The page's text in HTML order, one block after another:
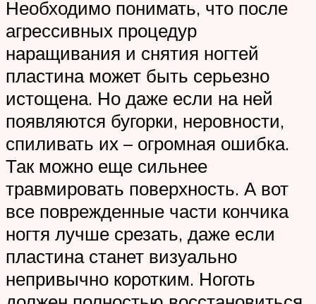
Необходимо понимать, что после
агрессивных процедур
наращивания и снятия ногтей
пластина может быть серьезно
истощена. Но даже если на ней
появляются бугорки, неровности,
спиливать их – огромная ошибка.
Так можно еще сильнее
травмировать поверхность. А вот
все поврежденные части кончика
ногтя лучше срезать, даже если
пластина станет визуально
непривычно коротким. Ноготь